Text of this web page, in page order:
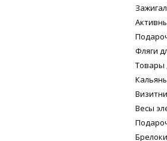
Фляги
Товары
Весы
Брелоки